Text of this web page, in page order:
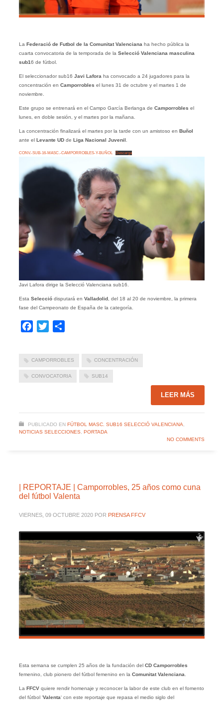
La Federació de Futbol de la Comunitat Valenciana ha hecho pública la
cuarta convocatoria de la temporada de la Selecció Valenciana masculina
sub16 de fútbol.
El seleccionador sub16 Javi Lafora ha convocado a 24 jugadores para la
concentración en Camporrobles el lunes 31 de octubre y el martes 1 de
noviembre.
Este grupo se entrenará en el Campo García Berlanga de Camporrobles el
lunes, en doble sesión, y el martes por la mañana.
La concentración finalizará el martes por la tarde con un amistoso en Buñol
ante el Levante UDde Liga Nacional Juvenil
CONV.-SUB-16-MASC.-CAMPORROBLES-Y-BUÑOL Descarga
Javi Lafora dirige la Selecció Valenciana sub16.
Esta Selecciódisputará en Valladolid , del 18 al 20 de noviembre, la primera
fase del Campeonato de España de la categoría.
Facebook
Twitter
CAMPORROBLES CONCENTRACIÓN
CONVOCATORIA SUB14
LEER MÁS
PUBLICADO EN FÚTBOL MASC. SUB16 SELECCIÓ VALENCIANA
NOTICIAS SELECCIONES, PORTADA
NO COMMENTS
| REPORTAJE | Camporrobles, 25 años como cuna
del fútbol Valenta
VIERNES, 09 OCTUBRE 2020 POR PRENSA FFCV
Esta semana se cumplen 25 años de la fundación del CD Camporrobles
femenino, club pionero del fútbol femenino en la Comunitat Valenciana
La FFCVquiere rendir homenaje y reconocer la labor de este club en el fomento
del fútbol ‘Valenta‘ con este reportaje que repasa el medio siglo del